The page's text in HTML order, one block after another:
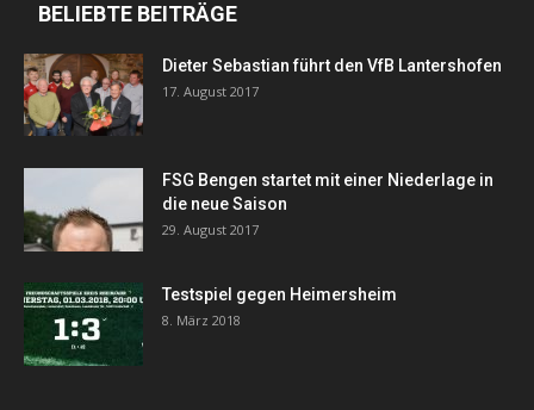
BELIEBTE BEITRÄGE
Dieter Sebastian führt den VfB Lantershofen
17. August 2017
FSG Bengen startet mit einer Niederlage in
die neue Saison
29. August 2017
Testspiel gegen Heimersheim
8. März 2018